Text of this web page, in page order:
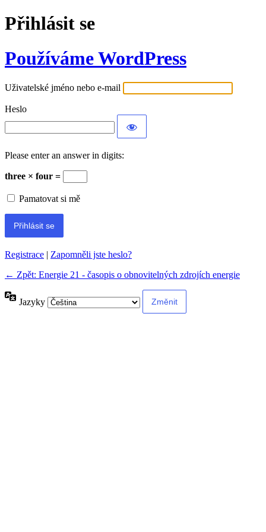
Přihlásit se
Používáme WordPress
Uživatelské jméno nebo e-mail
Heslo
Please enter an answer in digits:
three × four =
Pamatovat si mě
Registrace | Zapomněli jste heslo?
← Zpět: Energie 21 - časopis o obnovitelných zdrojích energie
Jazyky